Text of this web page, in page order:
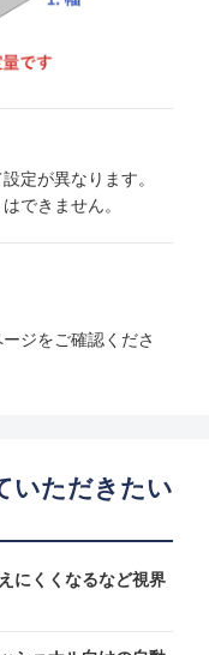
定が異なります。
できません。
ジをご確認くださ
いただきたい
にくくなるなど視界